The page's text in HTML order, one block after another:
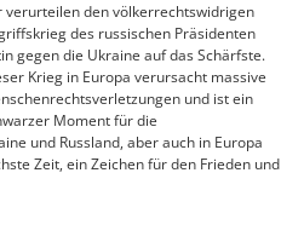
verurteilen den völkerrechtswidrigen
des russischen Präsidenten
gegen die Ukraine auf das Schärfste.
Krieg in Europa verursacht massive
und ist ein
Moment für die
und Russland, aber auch in Europa
Zeit, ein Zeichen für den Frieden und